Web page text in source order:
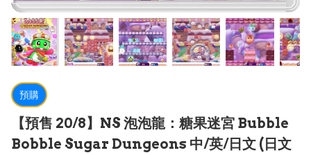
預購
【預售 20/8】NS 泡泡龍：糖果迷宮 Bubble
Bobble Sugar Dungeons 中/英/日文 (日文